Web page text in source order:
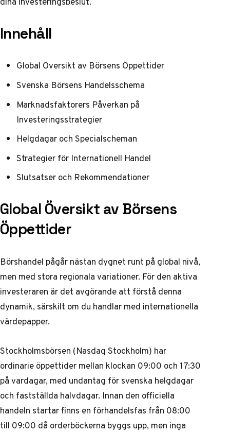
Innehåll
Global Översikt av Börsens Öppettider
Svenska Börsens Handelsschema
Marknadsfaktorers Påverkan på
Investeringsstrategier
Helgdagar och Specialscheman
Strategier för Internationell Handel
Slutsatser och Rekommendationer
Global Översikt av Börsens
Öppettider
Börshandel pågår nästan dygnet runt på global nivå,
men med stora regionala variationer. För den aktiva
investeraren är det avgörande att förstå denna
dynamik, särskilt om du handlar med internationella
värdepapper.
Stockholmsbörsen (Nasdaq Stockholm) har
ordinarie öppettider mellan klockan 09:00 och 17:30
på vardagar, med undantag för svenska helgdagar
och fastställda halvdagar. Innan den officiella
handeln startar finns en förhandelsfas från 08:00
till 09:00 då orderböckerna byggs upp, men inga